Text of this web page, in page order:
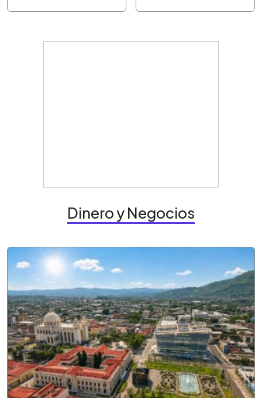
Dinero y Negocios